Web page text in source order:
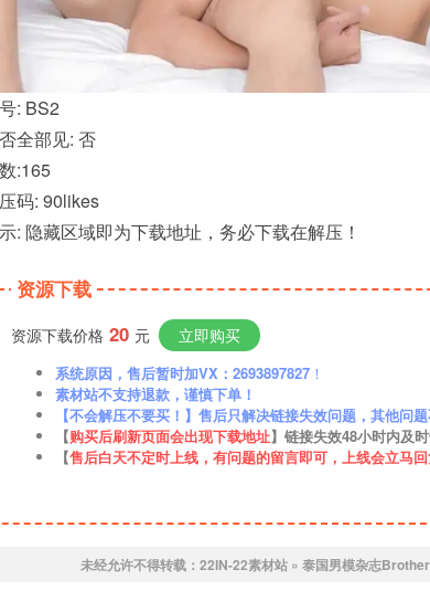
: BS2
全部见: 否
:165
码: 90likes
: 隐藏区域即为下载地址，务必下载在解压！
资源下载
资源下载价格 20 元 立即购买
系统原因，售后暂时加VX：2693897827 ！
素材站不支持退款，谨慎下单！
【不会解压不要买！】售后只解决链接失效问题，其他问题
【购买后刷新页面会出现下载地址】链接失效48小时内及
【售后白天不定时上线，有问题的留言即可，上线会立马
未经允许不得转载： 22IN-22素材站 » 泰国男模杂志